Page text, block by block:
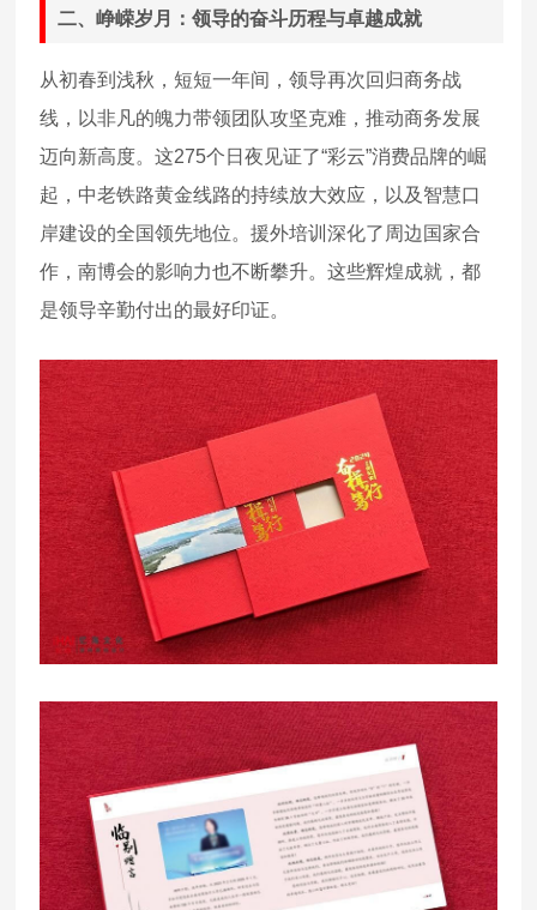
二、峥嵘岁月：领导的奋斗历程与卓越成就
从初春到浅秋，短短一年间，领导再次回归商务战
线，以非凡的魄力带领团队攻坚克难，推动商务发展
迈向新高度。这275个日夜见证了“彩云”消费品牌的崛
起，中老铁路黄金线路的持续放大效应，以及智慧口
岸建设的全国领先地位。援外培训深化了周边国家合
作，南博会的影响力也不断攀升。这些辉煌成就，都
是领导辛勤付出的最好印证。